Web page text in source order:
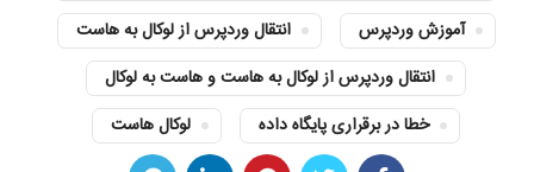
آموزش وردپرس
انتقال وردپرس از لوکال به هاست
انتقال وردپرس از لوکال به هاست و هاست به لوکال
خطا در برقراری پایگاه داده
لوکال هاست